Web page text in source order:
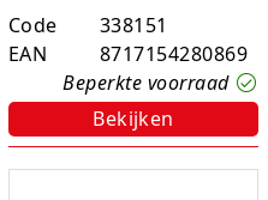
Code
338151
EAN
8717154280869
Beperkte voorraad
Bekijken